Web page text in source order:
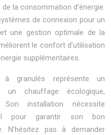
la consommation d’énergie.
de connexion pour un
une gestion optimale de la
le confort d’utilisation
supplémentaires.
granulés représente un
un chauffage écologique,
installation nécessite
pour garantir son bon
N’hésitez pas à demander